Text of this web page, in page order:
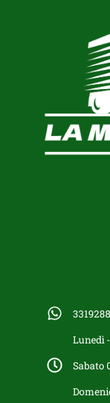
Lunedì
Sabato